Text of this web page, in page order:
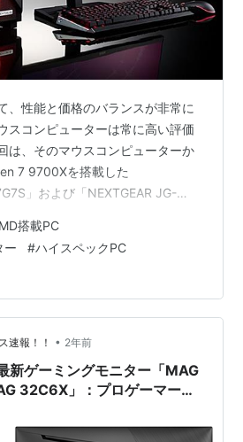
、性能と価格のバランスが非常に
スコンピューターは常に高い評価
は、そのマウスコンピューターか
7 9700Xを搭載した
」および「NEXTGEAR JG-
て詳細に解説し、なぜこのモデル
最適なのかを掘り下げていきま
JG-A7G7S & JG-A7G7A」と
の性能と特徴 NEXTGEAR JG-
搭載PC
ー #ハイスペックPC
速報！！ • 2年前
新ゲーミングモニター「MAG
32C6X」：プロゲーマーも